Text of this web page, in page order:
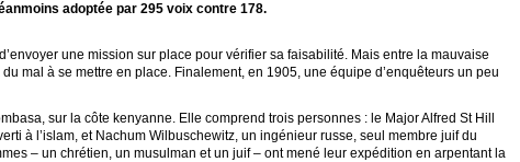
adoptée par 295 voix contre 178.
une mission sur place pour vérifier sa faisabilité. Mais entre la mauvaise
mal à se mettre en place. Finalement, en 1905, une équipe d’enquêteurs un peu
sur la côte kenyanne. Elle comprend trois personnes : le Major Alfred St Hill
à l’islam, et Nachum Wilbuschewitz, un ingénieur russe, seul membre juif du
– un chrétien, un musulman et un juif – ont mené leur expédition en arpentant la